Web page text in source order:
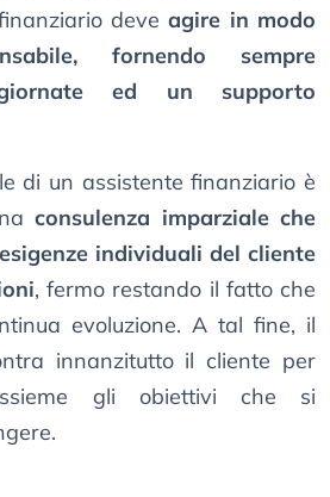
deveagire in modo
fornendo sempre
ed un supporto
di un assistente finanziario è
consulenza imparziale che
individuali del cliente
, fermo restando il fatto che
evoluzione. A tal fine, il
innanzitutto il cliente per
gli obiettivi che si